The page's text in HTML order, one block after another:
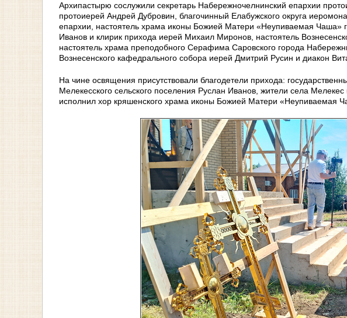
Архипастырю сослужили секретарь Набережночелнинский епархии
протоиерей Андрей Дубровин, благочинный Елабужского округа
епархии, настоятель храма иконы Божией Матери «Неупиваемая
Иванов и клирик прихода иерей Михаил Миронов, настоятель
настоятель храма преподобного Серафима Саровского города
Вознесенского кафедрального собора иерей Дмитрий Русин и диакон
На чине освящения присутствовали благодетели прихода:
Мелекесского сельского поселения Руслан Иванов, жители села
исполнил хор кряшенского храма иконы Божией Матери «Неупиваемая